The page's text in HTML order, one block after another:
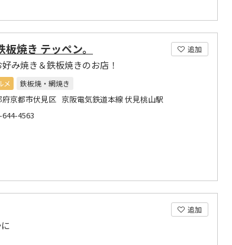
追加
焼き テッペン。
み焼き＆鉄板焼きのお店！
メ
鉄板焼・網焼き
府京都市伏見区 京阪電気鉄道本線 伏見桃山駅
4563
追加